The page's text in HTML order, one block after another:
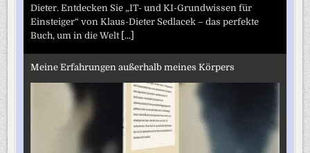
Dieter. Entdecken Sie „IT- und KI-Grundwissen für
Einsteiger“ von Klaus-Dieter Sedlacek – das perfekte
Buch, um in die Welt [...]
Meine Erfahrungen außerhalb meines Körpers